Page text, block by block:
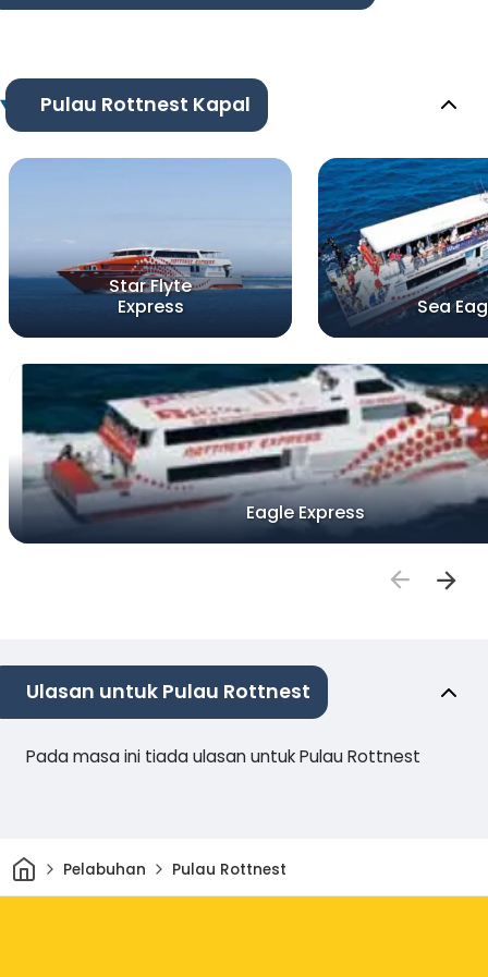
Pulau Rottnest Kapal
Star Flyte
Express
Sea
Eagle Express
Ulasan untuk Pulau Rottnest
Pada masa ini tiada ulasan untuk Pulau Rottnest
Rumah
Pelabuhan Pulau Rottnest